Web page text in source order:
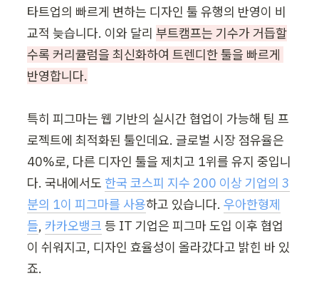
타트업의 빠르게 변하는 디자인 툴 유행의 반영이 비
교적 늦습니다. 이와 달리 부트캠프는 기수가 거듭할
수록 커리큘럼을 최신화하여 트렌디한 툴을 빠르게
반영합니다.
특히 피그마는 웹 기반의 실시간 협업이 가능해 팀 프
로젝트에 최적화된 툴인데요. 글로벌 시장 점유율은
40%로, 다른 디자인 툴을 제치고 1위를 유지 중입니
다. 국내에서도 한국 코스피 지수 200 이상 기업의 3
분의 1이 피그마를 사용하고 있습니다. 우아한형제
들, 카카오뱅크 등 IT 기업은 피그마 도입 이후 협업
이 쉬워지고, 디자인 효율성이 올라갔다고 밝힌 바 있
죠.